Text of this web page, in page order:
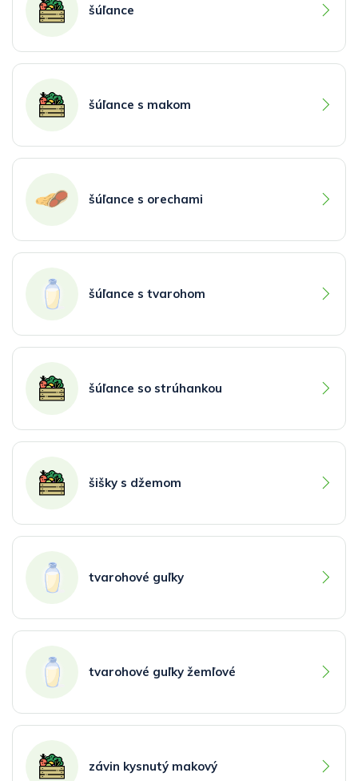
šúľance
šúľance s makom
šúľance s orechami
šúľance s tvarohom
šúľance so strúhankou
šišky s džemom
tvarohové guľky
tvarohové guľky žemľové
závin kysnutý makový